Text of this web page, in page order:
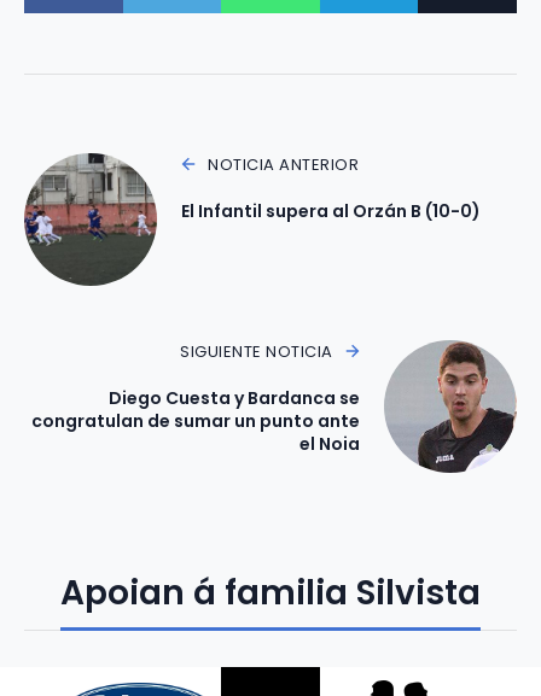
NOTICIA ANTERIOR
El Infantil supera al Orzán B (10-0)
SIGUIENTE NOTICIA
Diego Cuesta y Bardanca se
congratulan de sumar un punto ante
el Noia
Apoian á familia Silvista